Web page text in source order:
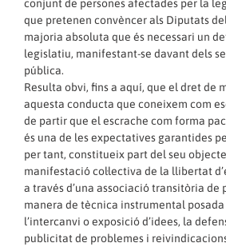
conjunt de persones afectades per la
que pretenen convèncer als Diputats
majoria absoluta que és necessari un
legislatiu, manifestant-se davant dels
pública.
Resulta obvi, fins a aquí, que el dret de
aquesta conducta que coneixem com
de partir que el escrache com forma
és una de les expectatives garantides
per tant, constitueix part del seu
manifestació col·lectiva de la llibertat
a través d’una associació transitòria de
manera de tècnica instrumental posada
l’intercanvi o exposició d’idees, la
publicitat de problemes i reivindicacions